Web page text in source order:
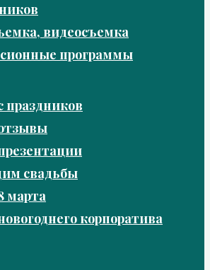
видеосъемка
программы
праздников
свадьбы
марта
корпоратива